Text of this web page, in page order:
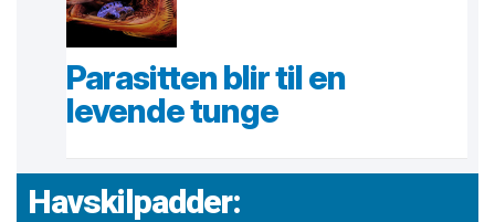
Parasitten blir til en
levende tunge
Havskilpadder: